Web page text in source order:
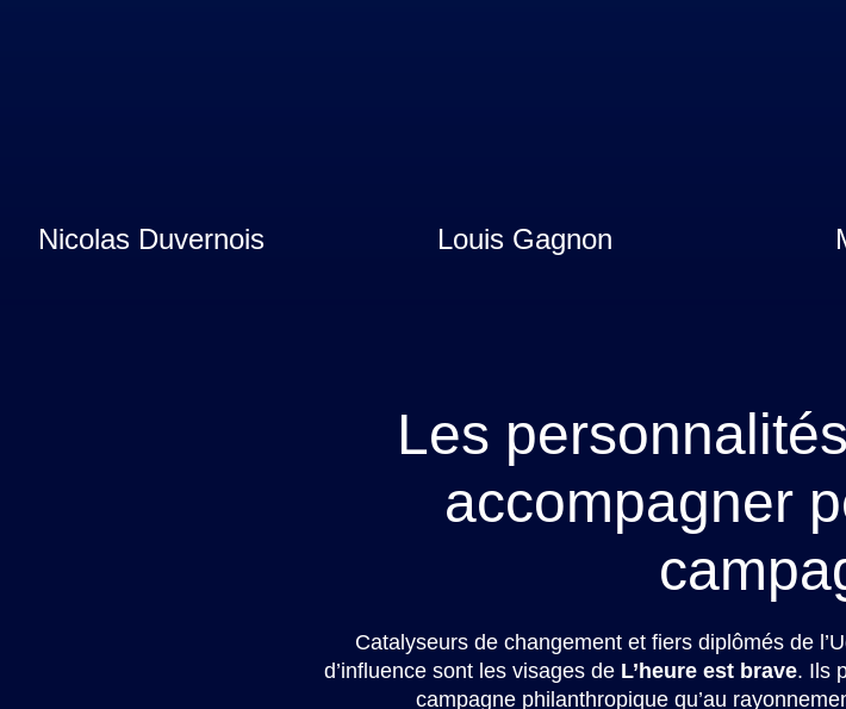
Nicolas Duvernois Louis Gagnon
Les
accompagner
Catalyseurs de changement et fiers diplômés de
d’influence sont les visages de L’heure est brave. Ils
campagne philanthropique qu’au